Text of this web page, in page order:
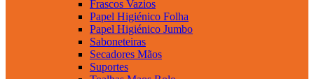
Frascos Vazios
Papel Higiénico Folha
Papel Higiénico Jumbo
Saboneteiras
Secadores Mãos
Suportes